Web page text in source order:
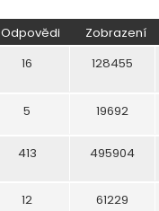
Odpovědi Zobrazení
16 128455
5 19692
413 495904
12 61229